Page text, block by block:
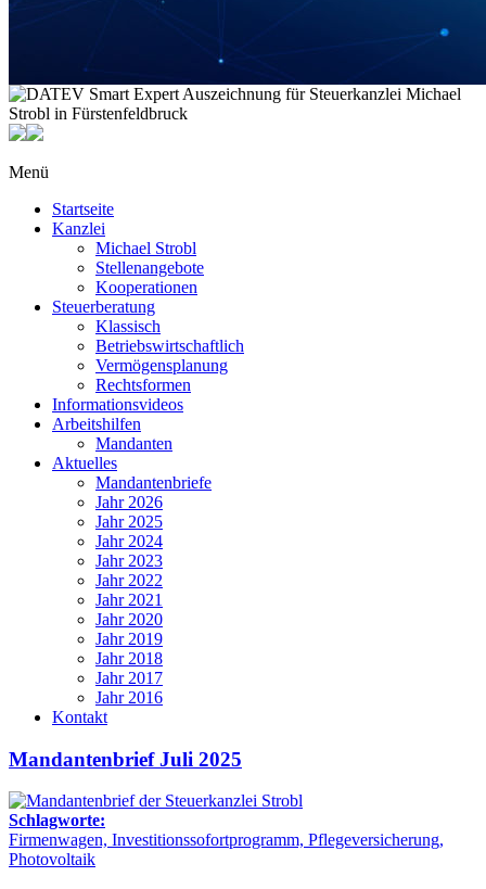
Menü
Startseite
Kanzlei
Michael Strobl
Stellenangebote
Kooperationen
Steuerberatung
Klassisch
Betriebswirtschaftlich
Vermögensplanung
Rechtsformen
Informationsvideos
Arbeitshilfen
Mandanten
Aktuelles
Mandantenbriefe
Jahr 2026
Jahr 2025
Jahr 2024
Jahr 2023
Jahr 2022
Jahr 2021
Jahr 2020
Jahr 2019
Jahr 2018
Jahr 2017
Jahr 2016
Kontakt
Mandantenbrief Juli 2025
Schlagworte:
Firmenwagen, Investitionssofortprogramm, Pflegeversicherung,
Photovoltaik